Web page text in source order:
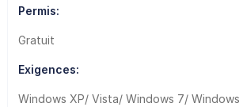
Permis:
Gratuit
Exigences:
Windows XP/ Vista/ Windows 7/ Windows